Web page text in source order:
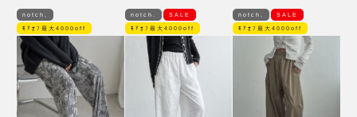
notch.
ﾓｱｵﾌ最大4000off
notch. SALE
ﾓｱｵﾌ最大4000off
notch. SALE
ﾓｱｵﾌ最大4000off